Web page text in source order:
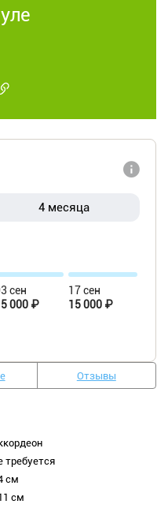
4 месяца
сен
000 ₽
17 сен
15 000 ₽
Отзывы
требуется
см
см